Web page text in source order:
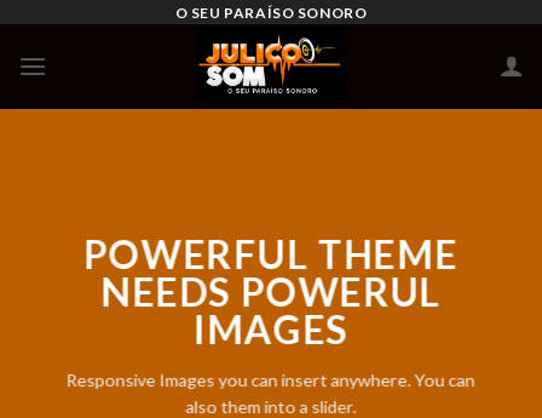
content
O SEU PARAÍSO SONORO
POWERFUL THEME
NEEDS POWERUL
IMAGES
Responsive Images you can insert anywhere. You can
also them into a slider.